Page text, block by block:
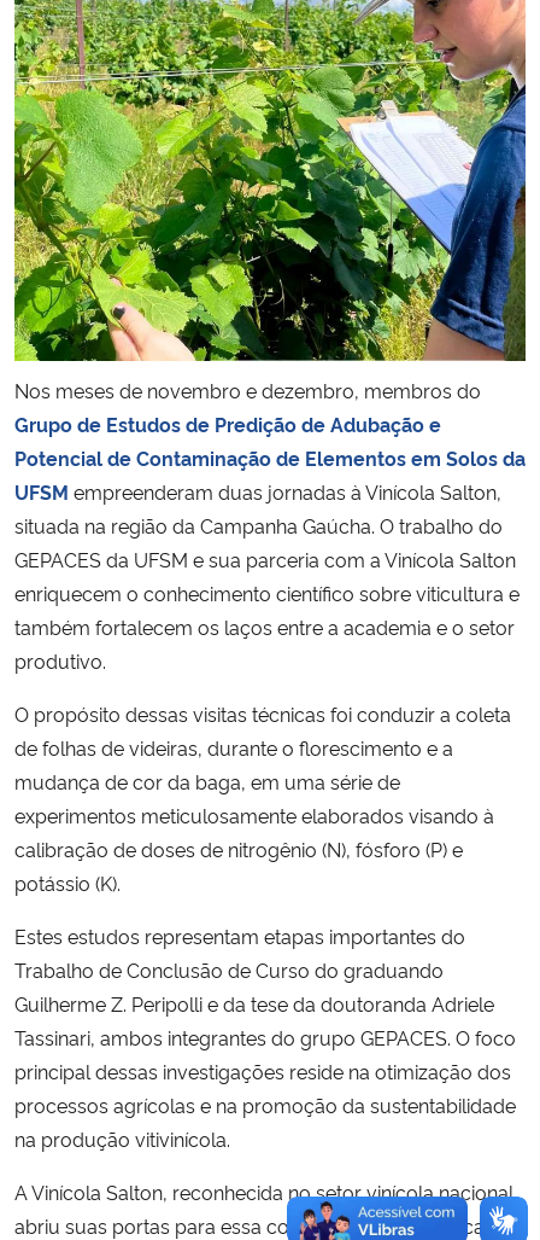
Ministério do Desenvolvimento Regional
Controladoria-Geral da União
Ministério da Mulher, da Família e dos Direitos Humanos
Secretaria-Geral
Secretaria de Governo
Gabinete de Segurança Institucional
Advocacia-Geral da União
Banco Central do Brasil
Planalto
Nos meses de novembro e dezembro, membros do
Grupo de Estudos de Predição de Adubação e
Potencial de Contaminação de Elementos em Solos da
UFSM empreenderam duas jornadas à Vinícola Salton,
situada na região da Campanha Gaúcha. O trabalho do
GEPACES da UFSM e sua parceria com a Vinícola Salton
enriquecem o conhecimento científico sobre viticultura e
também fortalecem os laços entre a academia e o setor
produtivo.
O propósito dessas visitas técnicas foi conduzir a coleta
de folhas de videiras, durante o florescimento e a
mudança de cor da baga, em uma série de
experimentos meticulosamente elaborados visando à
calibração de doses de nitrogênio (N), fósforo (P) e
potássio (K).
Estes estudos representam etapas importantes do
Trabalho de Conclusão de Curso do graduando
Guilherme Z. Peripolli e da tese da doutoranda Adriele
Tassinari, ambos integrantes do grupo GEPACES. O foco
principal dessas investigações reside na otimização dos
processos agrícolas e na promoção da sustentabilidade
na produção vitivinícola.
A Vinícola Salton, reconhecida no setor vinícola nacional,
abriu suas portas para essa colaboração acadêmica,